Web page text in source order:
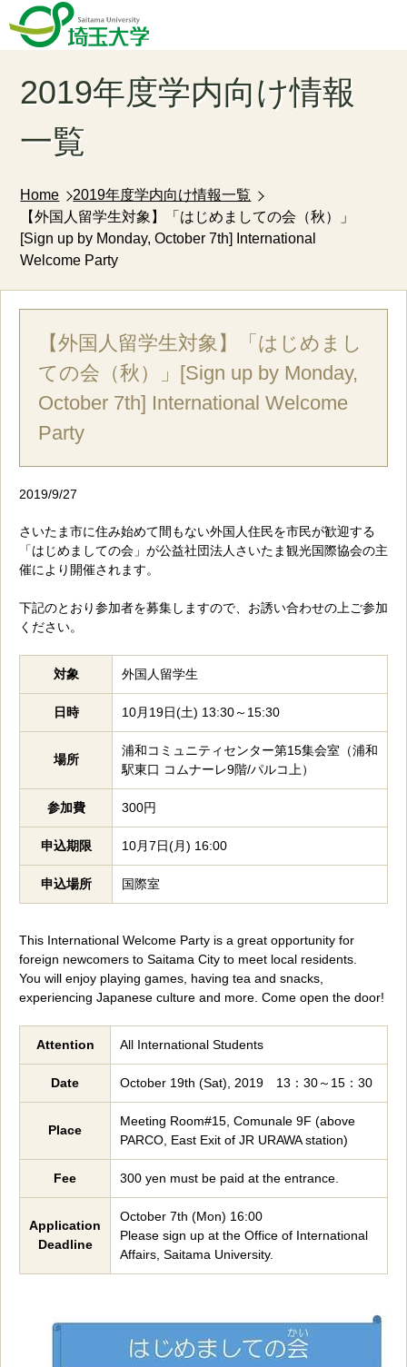
2019年度学内向け情報
一覧
Home
2019年度学内向け情報一覧
【外国人留学生対象】「はじめましての会（秋）」
[Sign up by Monday, October 7th] International
Welcome Party
【外国人留学生対象】「はじめまし
ての会（秋）」[Sign up by Monday,
October 7th] International Welcome
Party
2019/9/27
さいたま市に住み始めて間もない外国人住民を市民が歓迎する
「はじめましての会」が公益社団法人さいたま観光国際協会の主
催により開催されます。
下記のとおり参加者を募集しますので、お誘い合わせの上ご参加
ください。
対象 外国人留学生
日時 10月19日(土) 13:30～15:30
場所
浦和コミュニティセンター第15集会室（浦和
駅東口 コムナーレ9階/パルコ上）
参加費 300円
申込期限 10月7日(月) 16:00
申込場所 国際室
This International Welcome Party is a great opportunity for
foreign newcomers to Saitama City to meet local residents.
You will enjoy playing games, having tea and snacks,
experiencing Japanese culture and more. Come open the door!
Attention All International Students
Date October 19th (Sat), 2019 13：30～15：30
Place
Meeting Room#15, Comunale 9F (above
PARCO, East Exit of JR URAWA station)
Fee 300 yen must be paid at the entrance.
Application
Deadline
October 7th (Mon) 16:00
Please sign up at the Office of International
Affairs, Saitama University.